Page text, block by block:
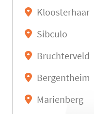
Kloosterhaar
Sibculo
Bruchterveld
Bergentheim
Marienberg